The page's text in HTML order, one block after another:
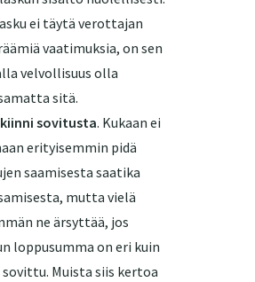
ei täytä verottajan
vaatimuksia, on sen
velvollisuus olla
sitä.
kiinni sovitusta. Kukaan ei
erityisemmin pidä
saamisesta saatika
mutta vielä
ne ärsyttää, jos
loppusumma on eri kuin
Muista siis kertoa